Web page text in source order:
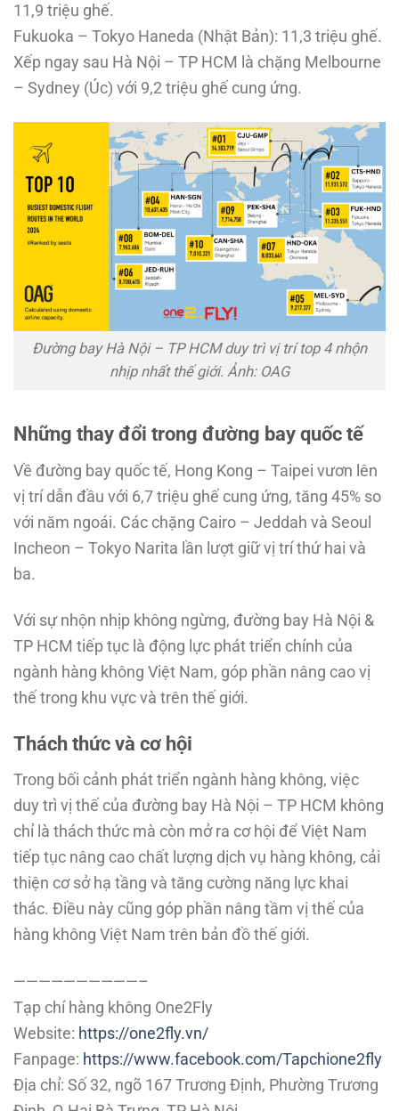
11,9 triệu ghế.
Fukuoka – Tokyo Haneda (Nhật Bản): 11,3 triệu ghế.
Xếp ngay sau Hà Nội – TP HCM là chặng Melbourne
– Sydney (Úc) với 9,2 triệu ghế cung ứng.
Đường bay Hà Nội – TP HCM duy trì vị trí top 4 nhộn
nhịp nhất thế giới. Ảnh: OAG
Những thay đổi trong đường bay quốc tế
Về đường bay quốc tế, Hong Kong – Taipei vươn lên
vị trí dẫn đầu với 6,7 triệu ghế cung ứng, tăng 45% so
với năm ngoái. Các chặng Cairo – Jeddah và Seoul
Incheon – Tokyo Narita lần lượt giữ vị trí thứ hai và
ba.
Với sự nhộn nhịp không ngừng, đường bay Hà Nội &
TP HCM tiếp tục là động lực phát triển chính của
ngành hàng không Việt Nam, góp phần nâng cao vị
thế trong khu vực và trên thế giới.
Thách thức và cơ hội
Trong bối cảnh phát triển ngành hàng không, việc
duy trì vị thế của đường bay Hà Nội – TP HCM không
chỉ là thách thức mà còn mở ra cơ hội để Việt Nam
tiếp tục nâng cao chất lượng dịch vụ hàng không, cải
thiện cơ sở hạ tầng và tăng cường năng lực khai
thác. Điều này cũng góp phần nâng tầm vị thế của
hàng không Việt Nam trên bản đồ thế giới.
——————————–
Tạp chí hàng không One2Fly
Website: https://one2fly.vn/
Fanpage: https://www.facebook.com/Tapchione2fly
Địa chỉ: Số 32, ngõ 167 Trương Định, Phường Trương